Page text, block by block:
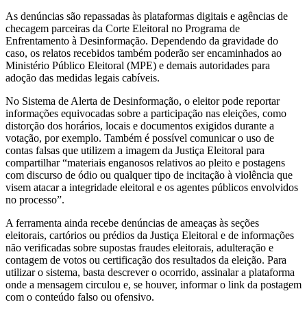
As denúncias são repassadas às plataformas digitais e agências de
checagem parceiras da Corte Eleitoral no Programa de
Enfrentamento à Desinformação. Dependendo da gravidade do
caso, os relatos recebidos também poderão ser encaminhados ao
Ministério Público Eleitoral (MPE) e demais autoridades para
adoção das medidas legais cabíveis.
No Sistema de Alerta de Desinformação, o eleitor pode reportar
informações equivocadas sobre a participação nas eleições, como
distorção dos horários, locais e documentos exigidos durante a
votação, por exemplo. Também é possível comunicar o uso de
contas falsas que utilizem a imagem da Justiça Eleitoral para
compartilhar “materiais enganosos relativos ao pleito e postagens
com discurso de ódio ou qualquer tipo de incitação à violência que
visem atacar a integridade eleitoral e os agentes públicos envolvidos
no processo”.
A ferramenta ainda recebe denúncias de ameaças às seções
eleitorais, cartórios ou prédios da Justiça Eleitoral e de informações
não verificadas sobre supostas fraudes eleitorais, adulteração e
contagem de votos ou certificação dos resultados da eleição. Para
utilizar o sistema, basta descrever o ocorrido, assinalar a plataforma
onde a mensagem circulou e, se houver, informar o link da postagem
com o conteúdo falso ou ofensivo.